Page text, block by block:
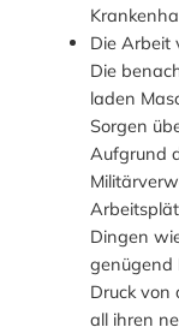
Die Arbeit
Die
laden
Sorgen
Aufgrund
Dingen
genügend
Druck von
all ihren